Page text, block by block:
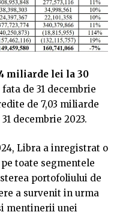
miliarde lei la 30
fata de 31 decembrie
de 7,03 miliarde
decembrie 2023.
Libra a inregistrat o
toate segmentele
portofoliului de
a survenit in urma
mentinerii unei